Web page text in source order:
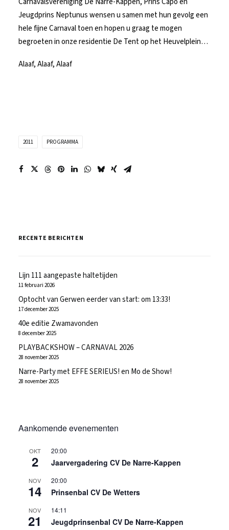
Jeugdprins Neptunus wensen u samen met hun gevolg een
hele fijne Carnaval toen en hopen u graag te mogen
begroeten in onze residentie De Tent op het Heuvelplein…
Alaaf, Alaaf, Alaaf
2011 PROGRAMMA
RECENTE BERICHTEN
Lijn 111 aangepaste haltetijden
11 februari 2026
Optocht van Gerwen eerder van start: om 13:33!
17 december 2025
40e editie Zwamavonden
8 december 2025
PLAYBACKSHOW – CARNAVAL 2026
28 november 2025
Narre-Party met EFFE SERIEUS! en Mo de Show!
28 november 2025
Aankomende evenementen
OKT
2
20:00
Jaarvergadering CV De Narre-Kappen
NOV
14
20:00
Prinsenbal CV De Wetters
NOV
21
14:11
Jeugdprinsenbal CV De Narre-Kappen